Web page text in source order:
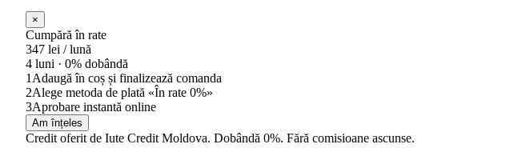
×
Cumpără în rate
347 lei / lună
4 luni · 0% dobândă
1 Adaugă în coș și finalizează comanda
2Alege metoda de plată «În rate 0%»
3Aprobare instantă online
Am înțeles
Credit oferit de Iute Credit Moldova. Dobândă 0%. Fără comisioane ascunse.